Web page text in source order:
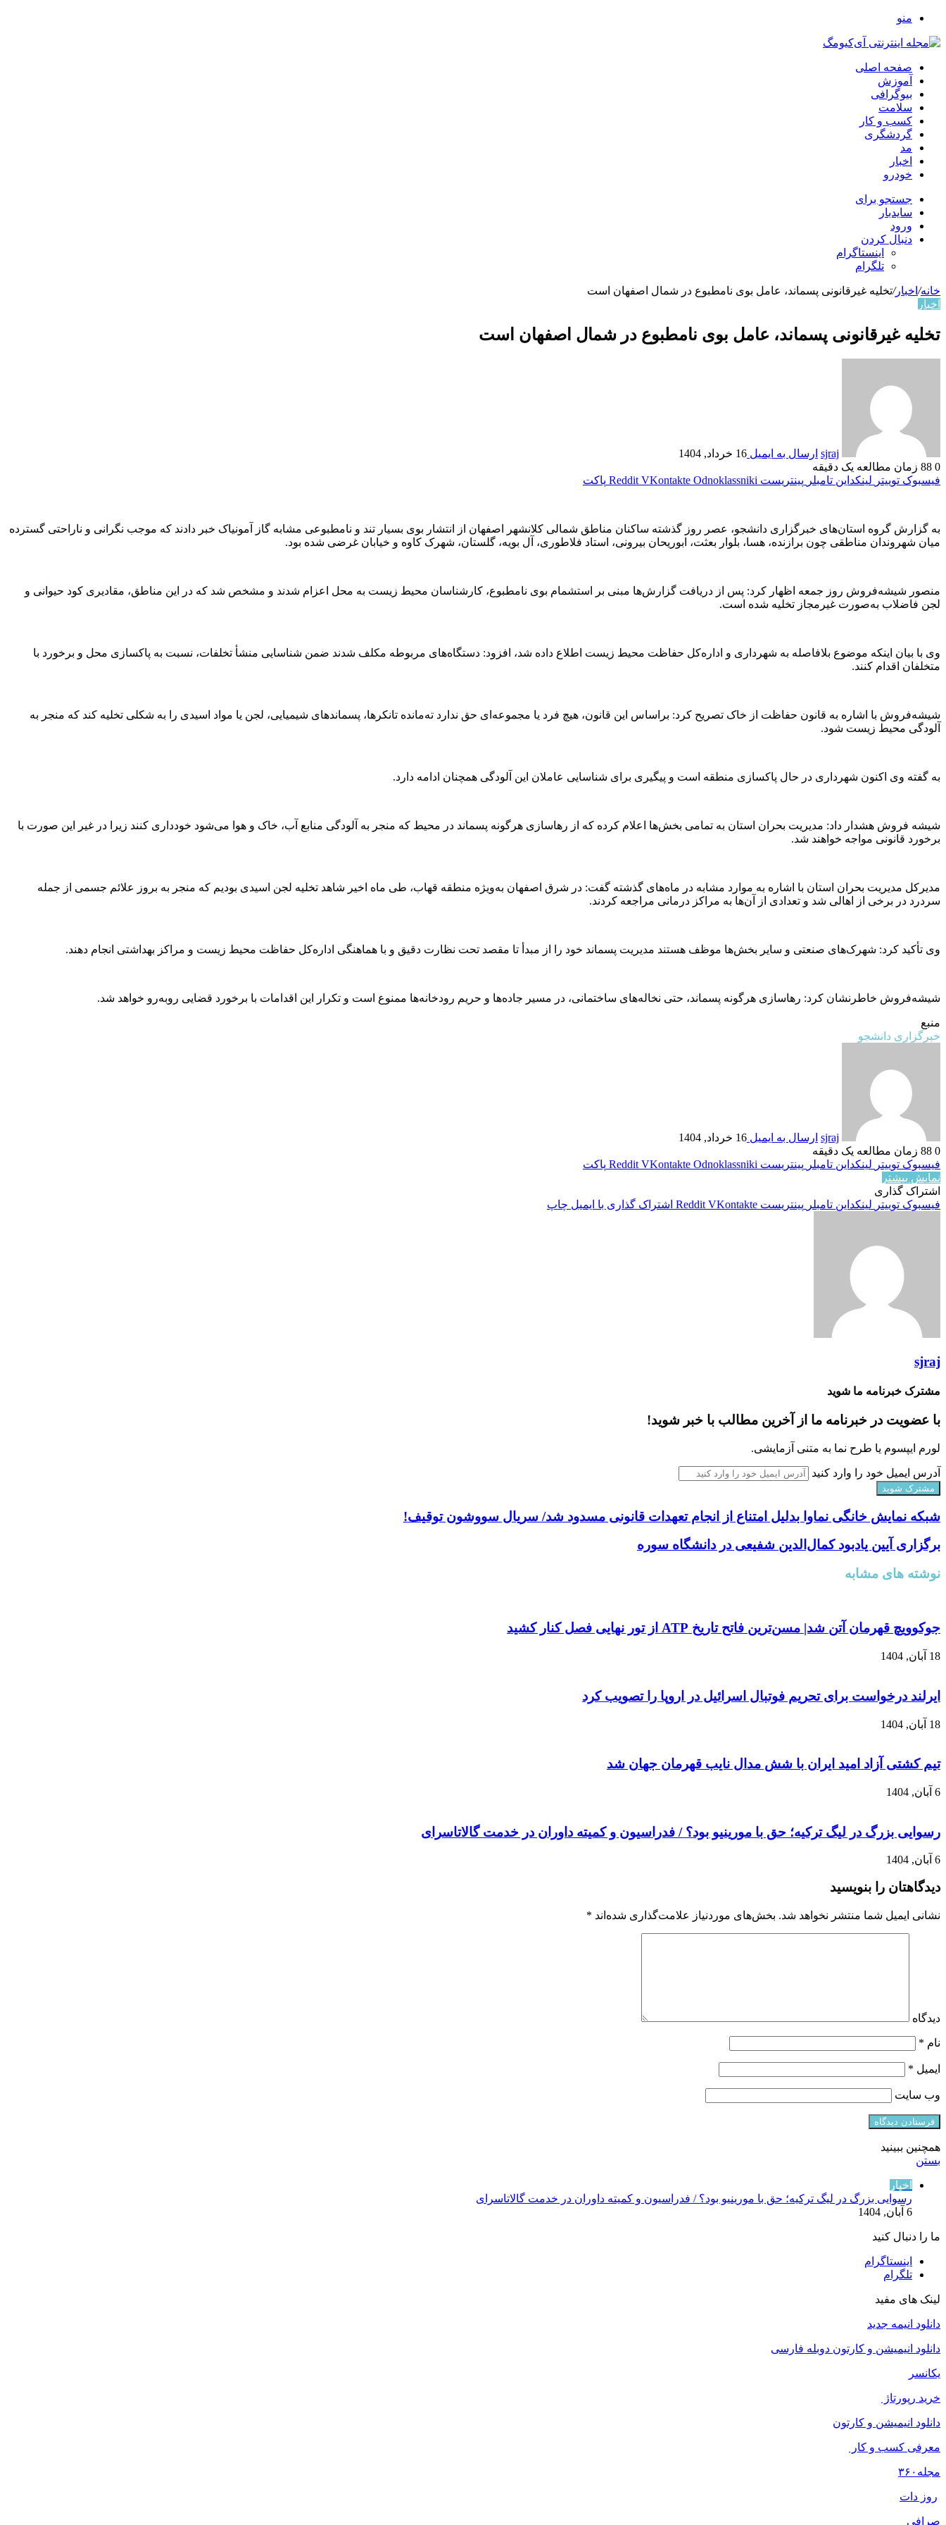
منو
صفحه اصلی
آموزش
بیوگرافی
سلامت
کسب و کار
گردشگری
مد
اخبار
خودرو
جستجو برای
سایدبار
ورود
دنبال کردن
اینستاگرام
تلگرام
خانه/ اخبار/تخلیه غیرقانونی پسماند، عامل بوی نامطبوع در شمال اصفهان است
اخبار
تخلیه غیرقانونی پسماند، عامل بوی نامطبوع در شمال اصفهان است
sjraj ارسال به ایمیل 16 خرداد, 1404
0
زمان مطالعه یک دقیقه
فیسبوک توییتر لینکداین تامبلر پینتریست Reddit VKontakte Odnoklassniki پاکت
به گزارش گروه استان‌های خبرگزاری دانشجو، عصر روز گذشته ساکنان مناطق شمالی کلانشهر اصفهان از انتشار بوی بسیار تند و نامطبوعی مشابه گاز آمونیاک خبر دادند که موجب نگرانی و ناراحتی گسترده
میان شهروندان مناطقی چون برازنده، هسا، بلوار بعثت، ابوریحان بیرونی، استاد فلاطوری، آل بویه، گلستان، شهرک کاوه و خیابان غرضی شده بود.
منصور شیشه‌فروش روز جمعه اظهار کرد: پس از دریافت گزارش‌ها مبنی بر استشمام بوی نامطبوع، کارشناسان محیط زیست به محل اعزام شدند و مشخص شد که در این مناطق، مقادیری کود حیوانی و
لجن فاضلاب به‌صورت غیرمجاز تخلیه شده است.
وی با بیان اینکه موضوع بلافاصله به شهرداری و اداره‌کل حفاظت محیط زیست اطلاع داده شد، افزود: دستگاه‌های مربوطه مکلف شدند ضمن شناسایی منشأ تخلفات، نسبت به پاکسازی محل و برخورد با
متخلفان اقدام کنند.
شیشه‌فروش با اشاره به قانون حفاظت از خاک تصریح کرد: براساس این قانون، هیچ فرد یا مجموعه‌ای حق ندارد ته‌مانده‌ تانکرها، پسماندهای شیمیایی، لجن یا مواد اسیدی را به شکلی تخلیه کند که منجر به
آلودگی محیط زیست شود.
به گفته وی اکنون شهرداری در حال پاکسازی منطقه است و پیگیری برای شناسایی عاملان این آلودگی همچنان ادامه دارد.
شیشه فروش هشدار داد: مدیریت بحران استان به تمامی بخش‌ها اعلام کرده که از رهاسازی هرگونه پسماند در محیط که منجر به آلودگی منابع آب، خاک و هوا می‌شود خودداری کنند زیرا در غیر این صورت با
برخورد قانونی مواجه خواهند شد.
مدیرکل مدیریت بحران استان با اشاره به موارد مشابه در ماه‌های گذشته گفت: در شرق اصفهان به‌ویژه منطقه قهاب، طی ماه اخیر شاهد تخلیه لجن اسیدی بودیم که منجر به بروز علائم جسمی از جمله
سردرد در برخی از اهالی شد و تعدادی از آن‌ها به مراکز درمانی مراجعه کردند.
وی تأکید کرد: شهرک‌های صنعتی و سایر بخش‌ها موظف هستند مدیریت پسماند خود را از مبدأ تا مقصد تحت نظارت دقیق و با هماهنگی اداره‌کل حفاظت محیط زیست و مراکز بهداشتی انجام دهند.
شیشه‌فروش خاطرنشان کرد: رهاسازی هرگونه پسماند، حتی نخاله‌های ساختمانی، در مسیر جاده‌ها و حریم رودخانه‌ها ممنوع است و تکرار این اقدامات با برخورد قضایی روبه‌رو خواهد شد.
منبع
خبرگزاری دانشجو
sjraj ارسال به ایمیل 16 خرداد, 1404
0
زمان مطالعه یک دقیقه
فیسبوک توییتر لینکداین تامبلر پینتریست Reddit VKontakte Odnoklassniki
پاکت
نمایش بیشتر
اشتراک گذاری
فیسبوک توییتر لینکداین تامبلر پینتریست Reddit VKontakte اشتراک گذاری با ایمیل چاپ
sjraj
مشترک خبرنامه ما شوید
با عضویت در خبرنامه ما از آخرین مطالب با خبر شوید!
لورم ایپسوم یا طرح‌ نما به متنی آزمایشی.
آدرس ایمیل خود را وارد کنید
شبکه نمایش خانگی نماوا بدلیل امتناع از انجام تعهدات قانونی مسدود شد/ سریال سووشون توقیف!
برگزاری آیین یادبود کمال‌الدین شفیعی در دانشگاه سوره
نوشته های مشابه
جوکوویچ قهرمان آتن شد| مسن‌ترین فاتح تاریخ ATP از تور نهایی فصل کنار کشید
18 آبان, 1404
ایرلند درخواست برای تحریم فوتبال اسرائیل در اروپا را تصویب کرد
18 آبان, 1404
تیم کشتی آزاد امید ایران با شش مدال نایب قهرمان جهان شد
6 آبان, 1404
رسوایی بزرگ در لیگ ترکیه؛ حق با مورینیو بود؟ / فدراسیون و کمیته داوران در خدمت گالاتاسرای
6 آبان, 1404
دیدگاهتان را بنویسید
نشانی ایمیل شما منتشر نخواهد شد. بخش‌های موردنیاز علامت‌گذاری شده‌اند *
دیدگاه
نام *
ایمیل *
وب‌ سایت
همچنین ببینید
بستن
اخبار
رسوایی بزرگ در لیگ ترکیه؛ حق با مورینیو بود؟ / فدراسیون و کمیته داوران در خدمت گالاتاسرای
6 آبان, 1404
ما را دنبال کنید
اینستاگرام
تلگرام
لینک های مفید
دانلود انیمه جدید
دانلود انیمیشن و کارتون دوبله فارسی
یکانسر
خرید رپورتاژ
دانلود انیمیشن و کارتون
معرفی کسب و کار
مجله ۳۶۰
روز دات
صرافی